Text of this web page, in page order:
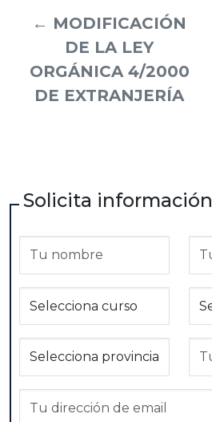
← MODIFICACIÓN
DE LA LEY
ORGÁNICA 4/2000
DE EXTRANJERÍA
Solicita información